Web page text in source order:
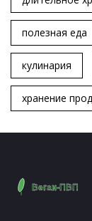
полезная еда
кулинария
хранение